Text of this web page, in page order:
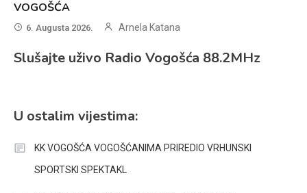
VOGOŠĆA
6. Augusta 2026. Arnela Katana
Slušajte uživo Radio Vogošća 88.2MHz
U ostalim vijestima:
KK VOGOŠĆA VOGOŠĆANIMA PRIREDIO VRHUNSKI
SPORTSKI SPEKTAKL